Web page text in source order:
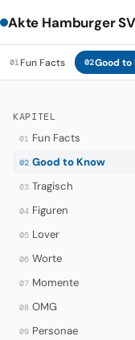
Akte Hamburger SV
01Fun Facts 02Good to
KAPITEL
01 Fun Facts
02 Good to Know
03 Tragisch
04 Figuren
05 Lover
06 Worte
07 Momente
08 OMG
09 Personae